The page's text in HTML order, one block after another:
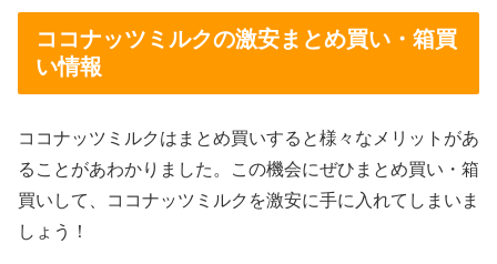
ココナッツミルクの激安まとめ買い・箱買
い情報
ココナッツミルクはまとめ買いすると様々なメリットがあ
ることがあわかりました。この機会にぜひまとめ買い・箱
買いして、ココナッツミルクを激安に手に入れてしまいま
しょう！